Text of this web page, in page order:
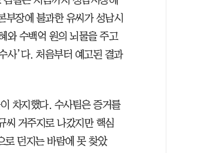
장에 불과한 유씨가 성남시
와 수백억 원의 뇌물을 주고
사’다. 처음부터 예고된 결과
차지했다. 수사팀은 증거를
씨 거주지로 나갔지만 핵심
로 던지는 바람에 못 찾았